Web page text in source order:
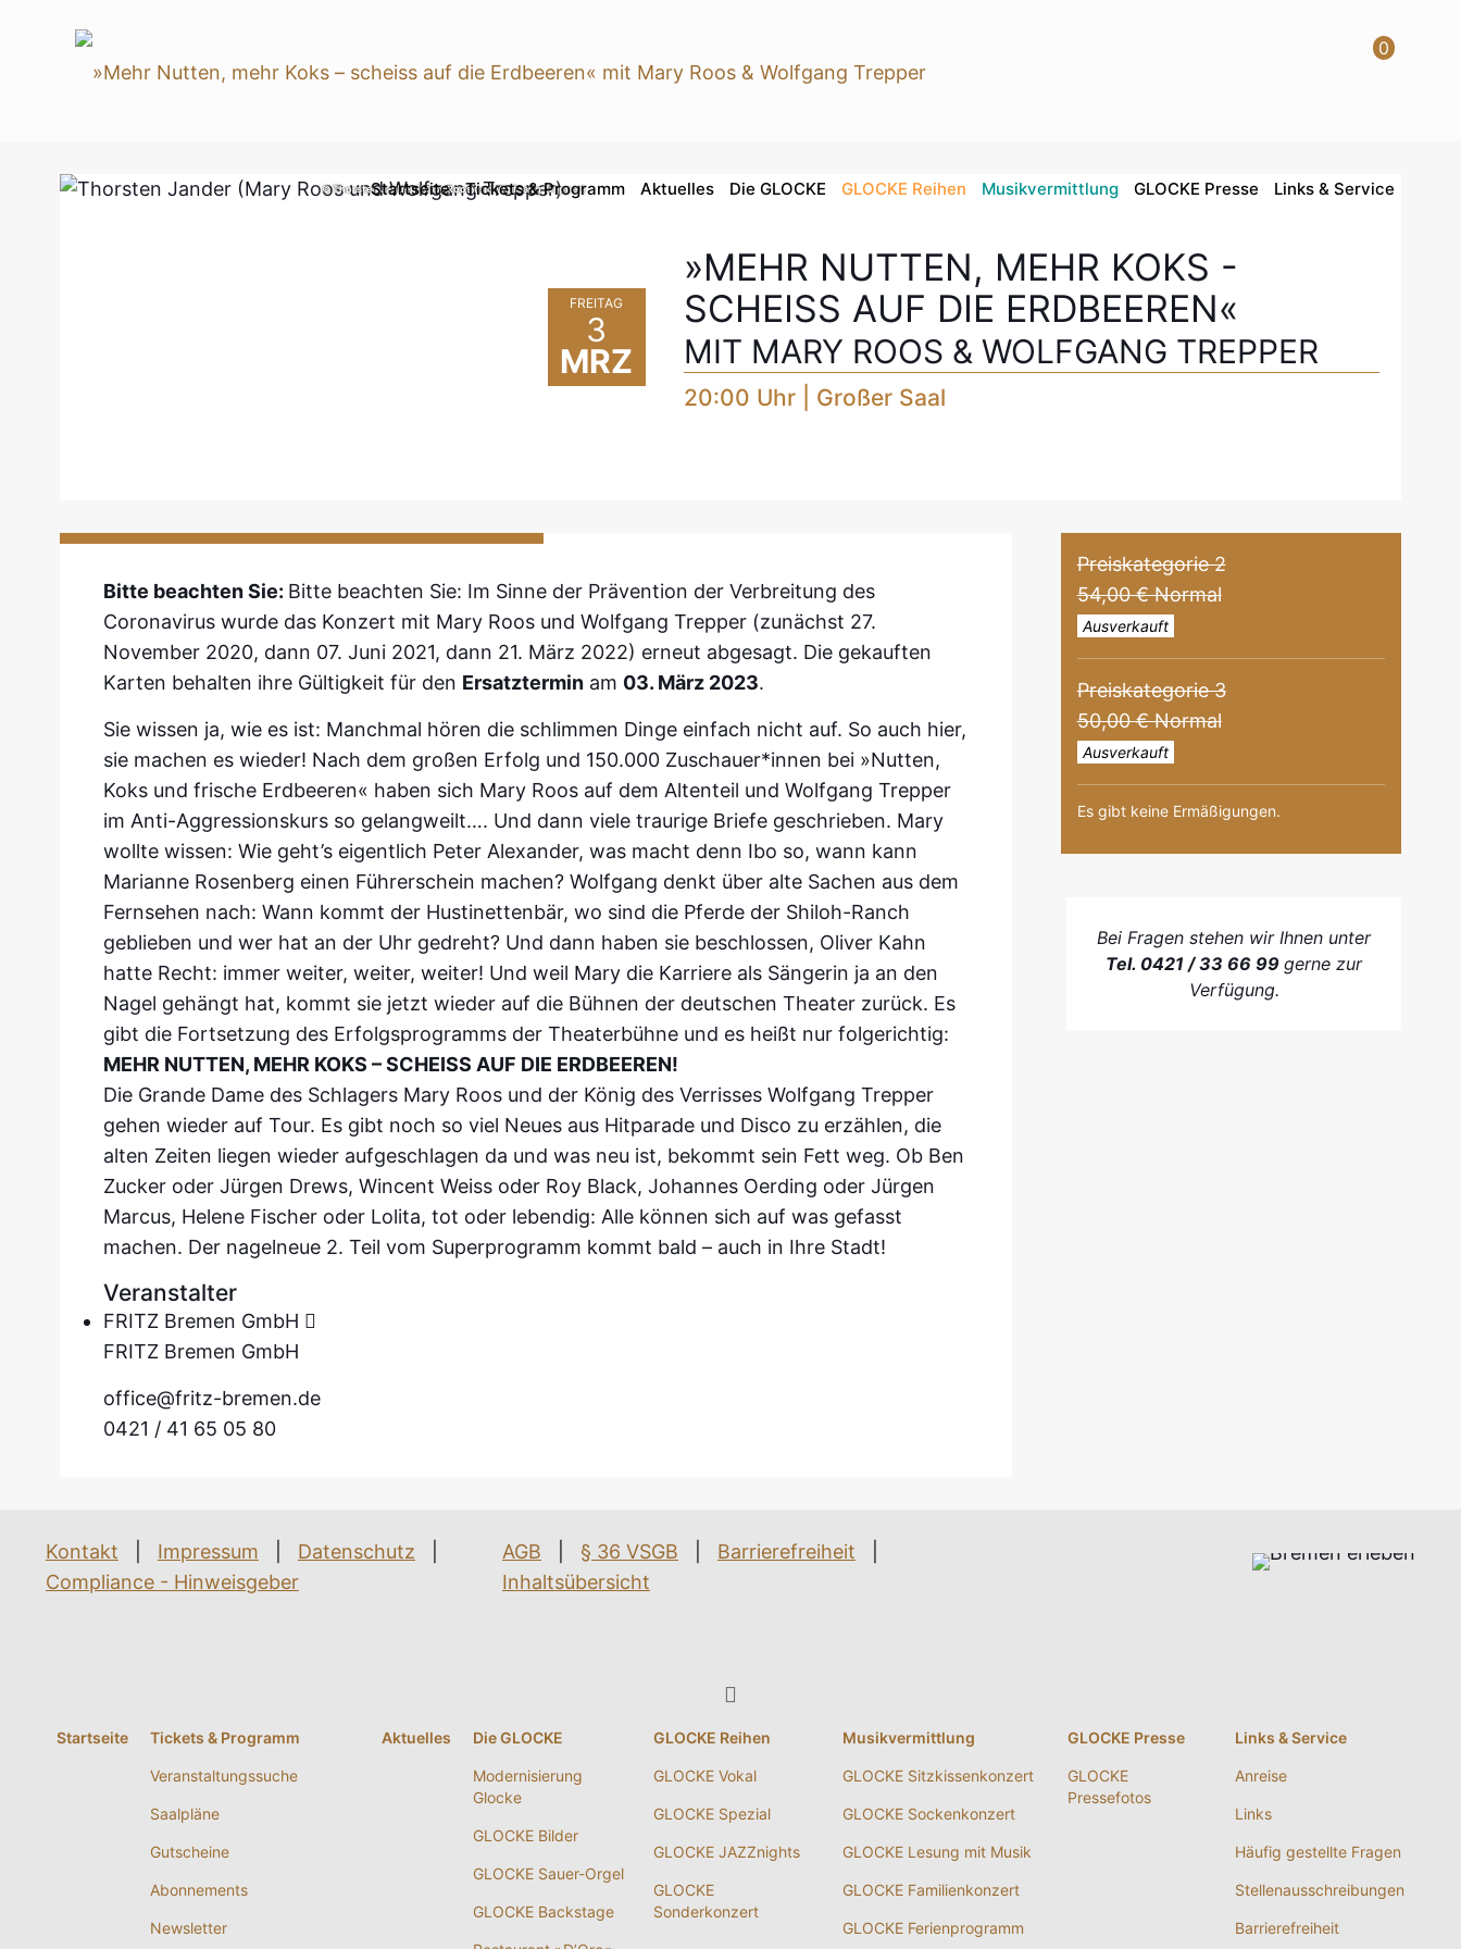
0
Startseite Tickets & Programm Aktuelles Die GLOCKE GLOCKE Reihen Musikvermittlung GLOCKE Presse Links & Service
FREITAG
3
MRZ
© Thorsten Jander (Mary Roos und Wolfgang Trepper)
»MEHR NUTTEN, MEHR KOKS -
SCHEISS AUF DIE ERDBEEREN«
MIT MARY ROOS & WOLFGANG TREPPER
20:00 Uhr | Großer Saal
Bitte beachten Sie: Bitte beachten Sie: Im Sinne der Prävention der Verbreitung des
Coronavirus wurde das Konzert mit Mary Roos und Wolfgang Trepper (zunächst 27.
November 2020, dann 07. Juni 2021, dann 21. März 2022) erneut abgesagt. Die gekauften
Karten behalten ihre Gültigkeit für den Ersatzterminam 03. März 2023.
Sie wissen ja, wie es ist: Manchmal hören die schlimmen Dinge einfach nicht auf. So auch hier,
sie machen es wieder! Nach dem großen Erfolg und 150.000 Zuschauer*innen bei »Nutten,
Koks und frische Erdbeeren« haben sich Mary Roos auf dem Altenteil und Wolfgang Trepper
im Anti-Aggressionskurs so gelangweilt…. Und dann viele traurige Briefe geschrieben. Mary
wollte wissen: Wie geht’s eigentlich Peter Alexander, was macht denn Ibo so, wann kann
Marianne Rosenberg einen Führerschein machen? Wolfgang denkt über alte Sachen aus dem
Fernsehen nach: Wann kommt der Hustinettenbär, wo sind die Pferde der Shiloh-Ranch
geblieben und wer hat an der Uhr gedreht? Und dann haben sie beschlossen, Oliver Kahn
hatte Recht: immer weiter, weiter, weiter! Und weil Mary die Karriere als Sängerin ja an den
Nagel gehängt hat, kommt sie jetzt wieder auf die Bühnen der deutschen Theater zurück. Es
gibt die Fortsetzung des Erfolgsprogramms der Theaterbühne und es heißt nur folgerichtig:
MEHR NUTTEN, MEHR KOKS – SCHEISS AUF DIE ERDBEEREN!
Die Grande Dame des Schlagers Mary Roos und der König des Verrisses Wolfgang Trepper
gehen wieder auf Tour. Es gibt noch so viel Neues aus Hitparade und Disco zu erzählen, die
alten Zeiten liegen wieder aufgeschlagen da und was neu ist, bekommt sein Fett weg. Ob Ben
Zucker oder Jürgen Drews, Wincent Weiss oder Roy Black, Johannes Oerding oder Jürgen
Marcus, Helene Fischer oder Lolita, tot oder lebendig: Alle können sich auf was gefasst
machen. Der nagelneue 2. Teil vom Superprogramm kommt bald – auch in Ihre Stadt!
Veranstalter
FRITZ Bremen GmbH
FRITZ Bremen GmbH
office@fritz-bremen.de
0421 / 41 65 05 80
Preiskategorie 2
54,00 € Normal
Ausverkauft
Preiskategorie 3
50,00 € Normal
Ausverkauft
Es gibt keine Ermäßigungen.
Bei Fragen stehen wir Ihnen unter
Tel. 0421 / 33 66 99gerne zur
Verfügung.
Kontakt Impressum Datenschutz
Compliance - Hinweisgeber
AGB § 36 VSGB Barrierefreiheit
Inhaltsübersicht
Startseite Tickets & Programm
Veranstaltungssuche
Saalpläne
Gutscheine
Abonnements
Newsletter
Aktuelles Die GLOCKE
Modernisierung
Glocke
GLOCKE Bilder
GLOCKE Sauer-Orgel
GLOCKE Backstage
GLOCKE Reihen
GLOCKE Vokal
GLOCKE Spezial
GLOCKE JAZZnights
GLOCKE
Sonderkonzert
Musikvermittlung
GLOCKE Sitzkissenkonzert
GLOCKE Sockenkonzert
GLOCKE Lesung mit Musik
GLOCKE Familienkonzert
GLOCKE Ferienprogramm
GLOCKE Presse
GLOCKE
Pressefotos
Links & Service
Anreise
Links
Häufig gestellte Fragen
Stellenausschreibungen
Barrierefreiheit